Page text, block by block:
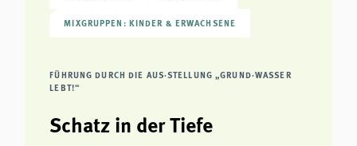
MIXGRUPPEN: KINDER & ERWACHSENE
FÜHRUNG DURCH DIE AUS·STELLUNG „GRUND·WASSER
LEBT!“
Schatz in der Tiefe